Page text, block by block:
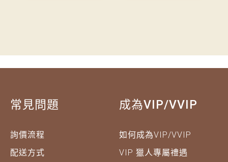
常見問題
詢價流程
配送方式
成為VIP/VVIP
如何成為VIP/VVIP
VIP 獵人專屬禮遇